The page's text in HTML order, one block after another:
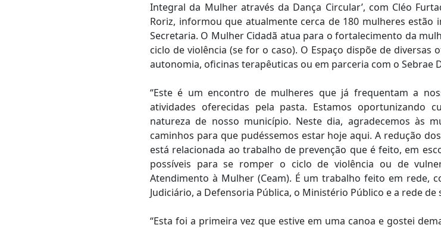
Integral da Mulher através da Dança Circular’, com Cléo
Roriz, informou que atualmente cerca de 180 mulheres estão
Secretaria. O Mulher Cidadã atua para o fortalecimento da
ciclo de violência (se for o caso). O Espaço dispõe de
autonomia, oficinas terapêuticas ou em parceria com o Sebrae
“Este é um encontro de mulheres que já frequentam a
atividades oferecidas pela pasta. Estamos oportunizando
natureza de nosso município. Neste dia, agradecemos às
caminhos para que pudéssemos estar hoje aqui. A redução
está relacionada ao trabalho de prevenção que é feito, em
possíveis para se romper o ciclo de violência ou de
Atendimento à Mulher (Ceam). É um trabalho feito em rede,
Judiciário, a Defensoria Pública, o Ministério Público e a rede de
“Esta foi a primeira vez que estive em uma canoa e gostei